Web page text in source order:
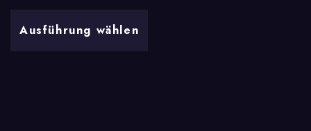
3.200,00 €
Ausführung wählen